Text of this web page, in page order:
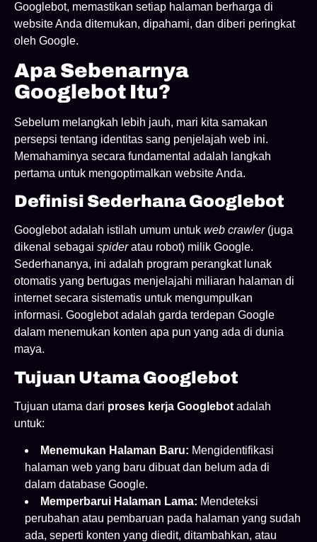
Googlebot, memastikan setiap halaman berharga di
website Anda ditemukan, dipahami, dan diberi peringkat
oleh Google.
Apa Sebenarnya
Googlebot Itu?
Sebelum melangkah lebih jauh, mari kita samakan
persepsi tentang identitas sang penjelajah web ini.
Memahaminya secara fundamental adalah langkah
pertama untuk mengoptimalkan website Anda.
Definisi Sederhana Googlebot
Googlebot adalah istilah umum untuk web crawler(juga
dikenal sebagai spideratau robot) milik Google.
Sederhananya, ini adalah program perangkat lunak
otomatis yang bertugas menjelajahi miliaran halaman di
internet secara sistematis untuk mengumpulkan
informasi. Googlebot adalah garda terdepan Google
dalam menemukan konten apa pun yang ada di dunia
maya.
Tujuan Utama Googlebot
Tujuan utama dari proses kerja Googlebot adalah
untuk:
Menemukan Halaman Baru: Mengidentifikasi
halaman web yang baru dibuat dan belum ada di
dalam database Google.
Memperbarui Halaman Lama: Mendeteksi
perubahan atau pembaruan pada halaman yang sudah
ada, seperti konten yang diedit, ditambahkan, atau